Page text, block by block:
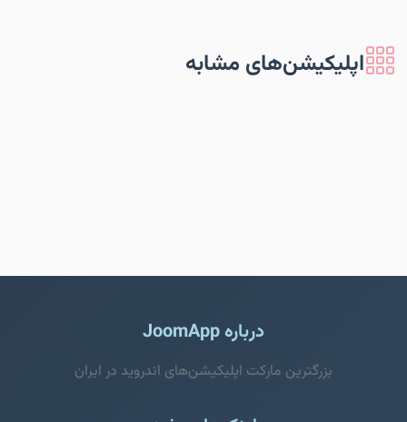
اپلیکیشن‌های مشابه
درباره JoomApp
بزرگترین مارکت اپلیکیشن‌های اندروید در ایران